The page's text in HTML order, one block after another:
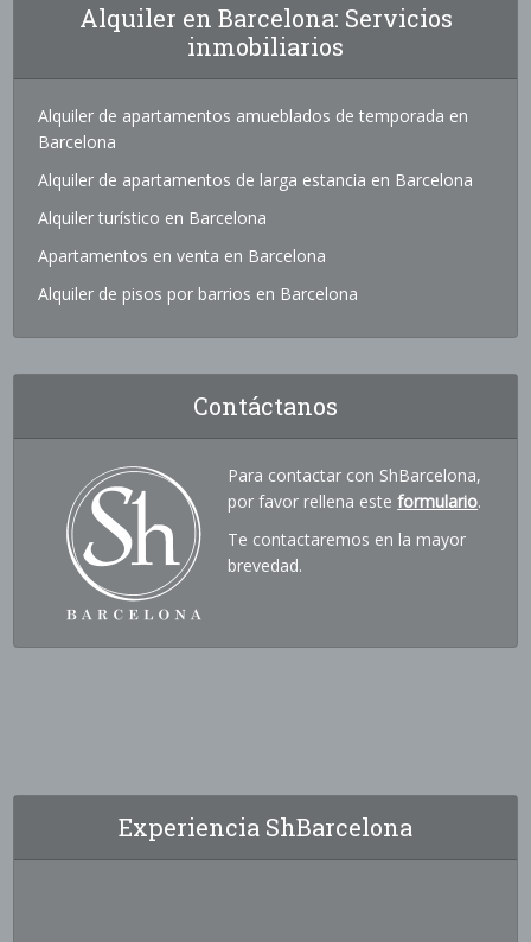
Alquiler en Barcelona: Servicios
inmobiliarios
Alquiler de apartamentos amueblados de temporada en
Barcelona
Alquiler de apartamentos de larga estancia en Barcelona
Alquiler turístico en Barcelona
Apartamentos en venta en Barcelona
Alquiler de pisos por barrios en Barcelona
Contáctanos
Para contactar con ShBarcelona,
por favor rellena esteformulario.
Te contactaremos en la mayor
brevedad.
Experiencia ShBarcelona